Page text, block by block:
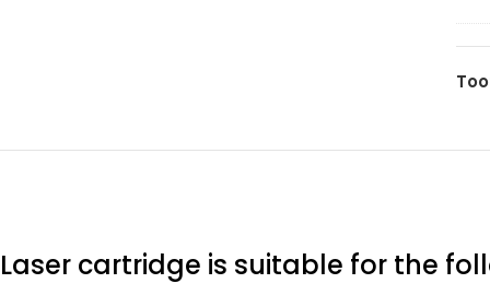
Laser cartridge is suitable for the